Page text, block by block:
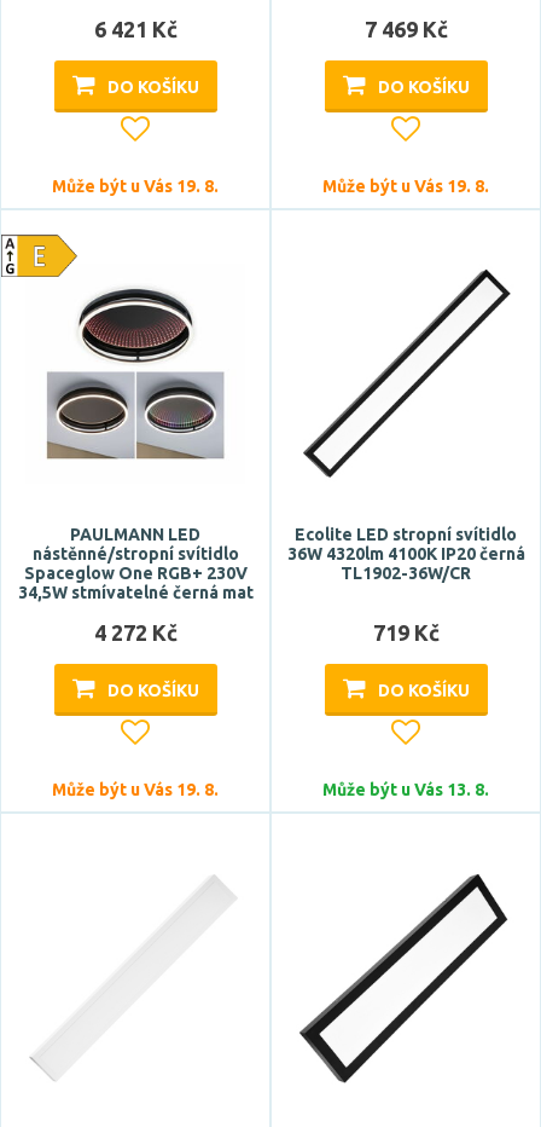
podlouhlý
polokoule
IP20
IP21
IP40
IP54
Průměr
Výška
6 421 Kč
DO KOŠÍKU
Může být u Vás 19. 8.
7 469 Kč
DO KOŠÍKU
Může být u Vás 19. 8.
PAULMANN LED
nástěnné/stropní svítidlo
Spaceglow One RGB+ 230V
34,5W stmívatelné černá mat
4 272 Kč
DO KOŠÍKU
Může být u Vás 19. 8.
Ecolite LED stropní svítidlo
36W 4320lm 4100K IP20 černá
TL1902-36W/CR
719 Kč
DO KOŠÍKU
Může být u Vás 13. 8.